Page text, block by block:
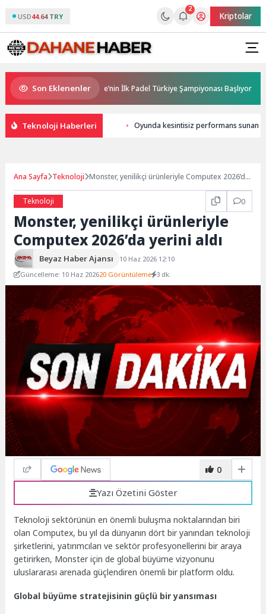
USD44.64 TRY
2
Kriptolar
Son Eklenenler
Sponsorluğunda Türkiye’nin İlk Padel Türkiye Şampiyonası Başlıyor
Teknoloji Haberleri Oyunda kesintisiz performans sunan
Ana Sayfa Teknoloji Monster, yenilikçi ürünleriyle Computex 2026’da
Teknoloji
0
Monster, yenilikçi ürünleriyle
Computex 2026’da yerini aldı
Beyaz Haber Ajansı
10 Haz 2026 12:10
Güncelleme: 10 Haz 202620 Görüntüleme 3 dk.
0
Yazı Özetini Göster
Teknoloji sektörünün en önemli buluşma noktalarından biri
olan Computex, bu yıl da dünyanın dört bir yanından teknoloji
şirketlerini, yatırımcıları ve sektör profesyonellerini bir araya
getirirken, Monster için de global büyüme vizyonunu
uluslararası arenada güçlendiren önemli bir platform oldu.
Global büyüme stratejisinin güçlü bir yansıması